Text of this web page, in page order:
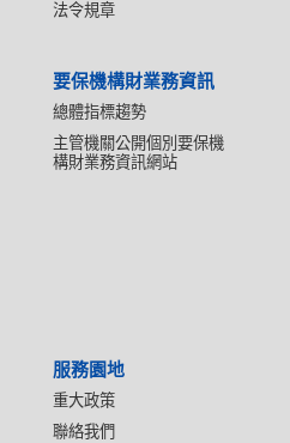
法令規章
要保機構財業務資訊
總體指標趨勢
主管機關公開個別要保機
構財業務資訊網站
服務園地
重大政策
聯絡我們